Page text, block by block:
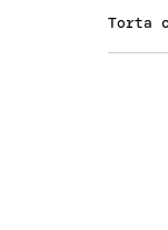
Torta